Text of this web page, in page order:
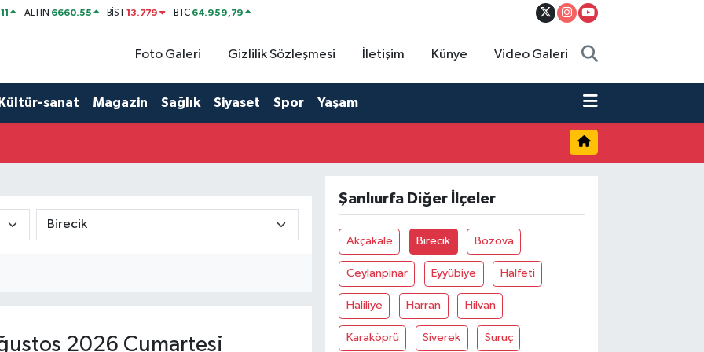
ALTIN 6660.55 BİST13.779 BTC 64.959,79
Foto Galeri Gizlilik Sözleşmesi İletişim Künye Video Galeri
Kültür-sanat Magazin Sağlık Siyaset Spor Yaşam
2026 Cumartesi
Şanlıurfa Diğer İlçeler
Akçakale Birecik Bozova
Ceylanpinar Eyyübiye Halfeti
Haliliye Harran Hilvan
Karaköprü Siverek Suruç